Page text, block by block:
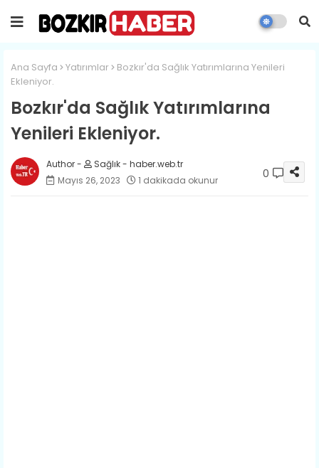
Ana Sayfa Yatırımlar
Bozkır'da Sağlık Yatırımlarına Yenileri
Ekleniyor.
Bozkır'da Sağlık Yatırımlarına
Yenileri Ekleniyor.
Sağlık - haber.web.tr
Mayıs 26, 2023
1 dakikada okunur 0